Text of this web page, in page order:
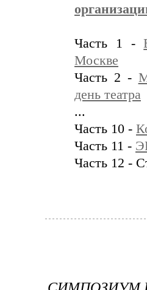
Часть 1 -
Москве
Часть 2 -
день театра
...
Часть 10 -
Часть 11 -
Часть 12 -